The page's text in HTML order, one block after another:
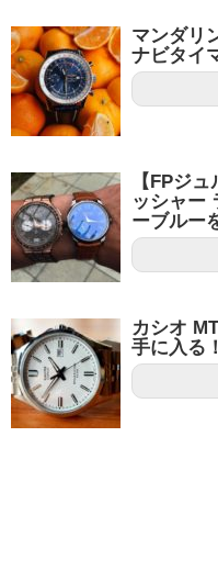
マンダリ
ナビタイ
【FPジ
ッシャー
ーブルー
カシオ
手に入る